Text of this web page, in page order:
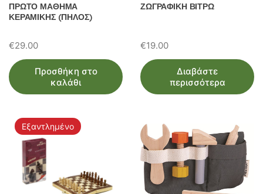
ΠΡΩΤΟ ΜΑΘΗΜΑ
ΚΕΡΑΜΙΚΗΣ (ΠΗΛΟΣ)
€29.00
Προσθήκη στο
καλάθι
ΖΩΓΡΑΦΙΚΗ ΒΙΤΡΩ
€19.00
Διαβάστε
περισσότερα
Εξαντλημένο